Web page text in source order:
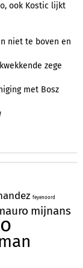
ook Kostic lijkt
niet te boven en
zege
met Bosz
feyenoord
mijnans